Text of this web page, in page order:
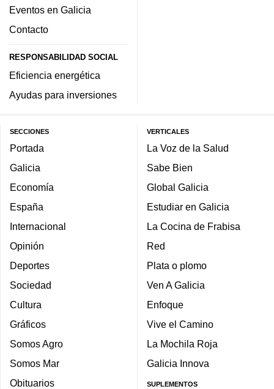
Eventos en Galicia
Contacto
RESPONSABILIDAD SOCIAL
Eficiencia energética
Ayudas para inversiones
SECCIONES
Portada
Galicia
Economía
España
Internacional
Opinión
Deportes
Sociedad
Cultura
Gráficos
Somos Agro
Somos Mar
Obituarios
VERTICALES
La Voz de la Salud
Sabe Bien
Global Galicia
Estudiar en Galicia
La Cocina de Frabisa
Red
Plata o plomo
Ven A Galicia
Enfoque
Vive el Camino
La Mochila Roja
Galicia Innova
SUPLEMENTOS